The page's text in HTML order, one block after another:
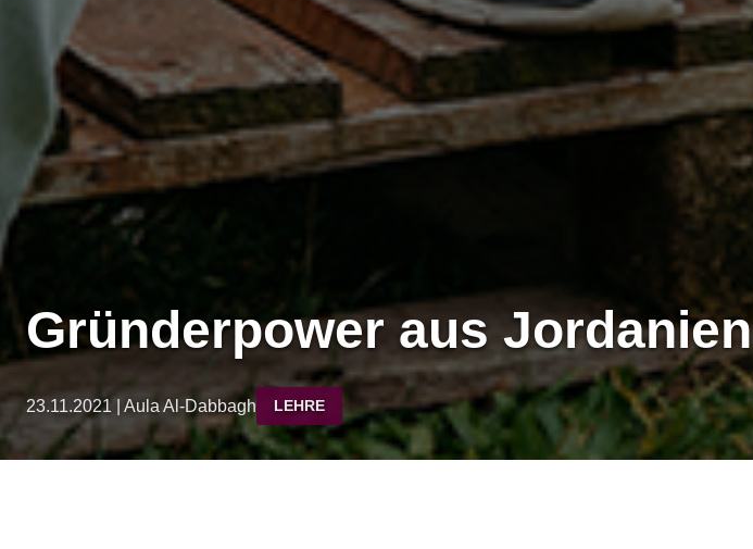
Gründerpower aus Jordanien
23.11.2021 | Aula Al-Dabbagh LEHRE